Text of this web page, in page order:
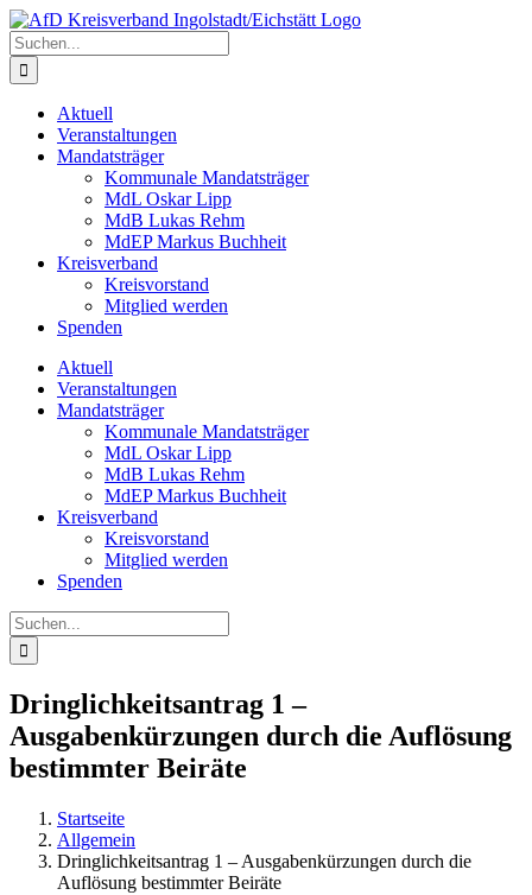
Zum
Inhalt
springen
Suche
nach:
Aktuell
Veranstaltungen
Mandatsträger
Kommunale Mandatsträger
MdL Oskar Lipp
MdB Lukas Rehm
MdEP Markus Buchheit
Kreisverband
Kreisvorstand
Mitglied werden
Spenden
Aktuell
Veranstaltungen
Mandatsträger
Kommunale Mandatsträger
MdL Oskar Lipp
MdB Lukas Rehm
MdEP Markus Buchheit
Kreisverband
Kreisvorstand
Mitglied werden
Spenden
Suche
nach:
Dringlichkeitsantrag 1 –
Ausgabenkürzungen durch die Auflösung
bestimmter Beiräte
Startseite
Allgemein
Dringlichkeitsantrag 1 – Ausgabenkürzungen durch die
Auflösung bestimmter Beiräte